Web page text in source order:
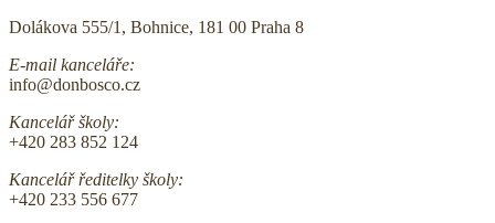
Dolákova 555/1, Bohnice, 181 00 Praha 8
E-mail kanceláře:
info@donbosco.cz
Kancelář školy:
+420 283 852 124
Kancelář ředitelky školy:
+420 233 556 677